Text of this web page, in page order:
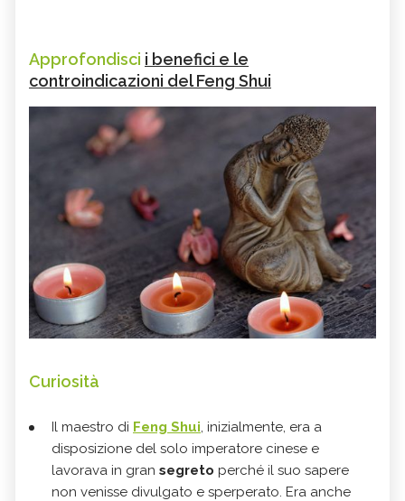
Approfondisci i benefici e le
controindicazioni del Feng Shui
Curiosità
Il maestro di Feng Shui, inizialmente, era a
disposizione del solo imperatore cinese e
lavorava in gran segreto perché il suo sapere
non venisse divulgato e sperperato. Era anche